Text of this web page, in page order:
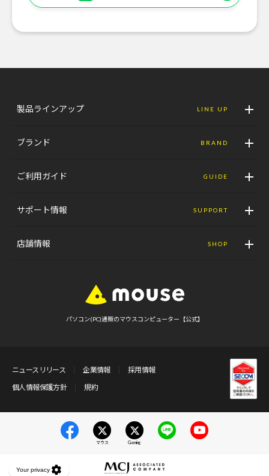
製品ラインアップ LINE UP
ブランド BRAND
ご利用ガイド GUIDE
サポート情報 SUPPORT
店舗情報 SHOP
パソコン(PC)通販のマウスコンピューター【公式】
ニュースリリース 企業情報
採用情報
個人情報保護方針
規約
マウス Gaming